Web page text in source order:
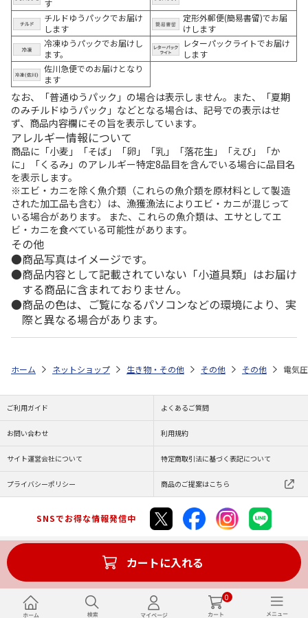
0
す
チルドゆうパックでお届け
します
定形外郵便(簡易書留)でお届
けします
冷凍ゆうパックでお届けし
ます。
レターパックライトでお届け
します
佐川急便でのお届けとなり
ます
なお、「普通ゆうパック」の場合は表示しません。また、「夏期
のみチルドゆうパック」などとなる場合は、記号での表示はせ
ず、商品内容欄にその旨を表示しています。
アレルギー情報について
商品に「小麦」「そば」「卵」「乳」「落花生」「えび」「か
に」「くるみ」のアレルギー特定8品目を含んでいる場合に品目名
を表示します。
※エビ・カニを除く魚介類（これらの魚介類を原材料として製造
された加工品も含む）は、漁獲漁法によりエビ・カニが混じって
いる場合があります。 また、これらの魚介類は、エサとしてエ
ビ・カニを食べている可能性があります。
その他
商品写真はイメージです。
商品内容として記載されていない「小道具類」はお届け
する商品に含まれておりません。
商品の色は、ご覧になるパソコンなどの環境により、実
際と異なる場合があります。
カートに入れる
ホーム ネットショップ 生き物・その他 その他 その他 電気
ご利用ガイド よくあるご質問
お問い合わせ 利用規約
サイト運営会社について 特定商取引法に基づく表記について
プライバシーポリシー 商品のご提案はこちら
SNSでお得な情報発信中